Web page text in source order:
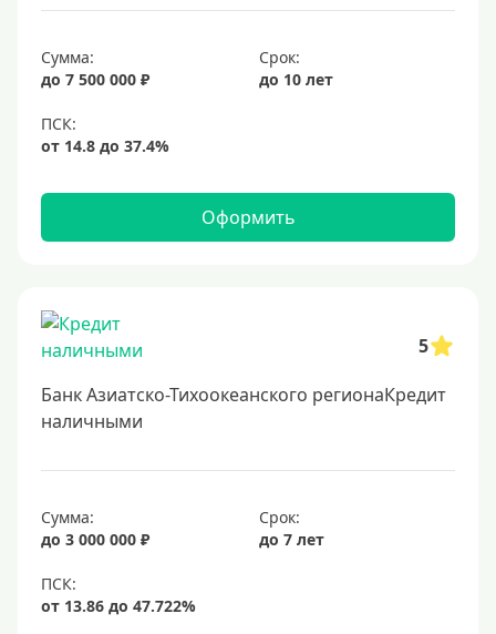
Сумма:
до 7 500 000 ₽
Срок:
до 10 лет
Оформить
5
Банк Азиатско-Тихоокеанского регионаКредит
наличными
Сумма:
до 3 000 000 ₽
Срок:
до 7 лет